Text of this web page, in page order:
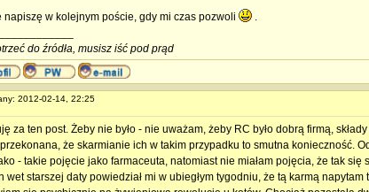
napiszę w kolejnym poście, gdy mi czas pozwoli
.
do źródła, musisz iść pod prąd
2012-02-14, 22:25
za ten post. Żeby nie było - nie uważam, żeby RC było dobrą firmą,
przekonana, że skarmianie ich w takim przypadku to smutna konieczność.
- takie pojęcie jako farmaceuta, natomiast nie miałam pojęcia, że tak
wet starszej daty powiedział mi w ubiegłym tygodniu, że tą karmą